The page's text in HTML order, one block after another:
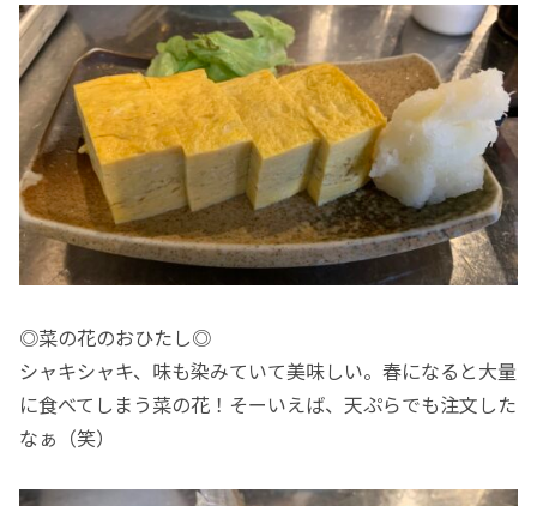
◎菜の花のおひたし◎
シャキシャキ、味も染みていて美味しい。春になると大量
に食べてしまう菜の花！そーいえば、天ぷらでも注文した
なぁ（笑）